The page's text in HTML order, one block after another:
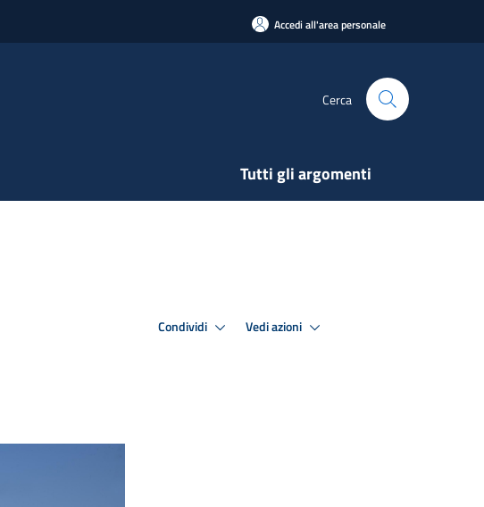
Accedi all'area personale
Cerca
Tutti gli argomenti
Condividi Vedi azioni